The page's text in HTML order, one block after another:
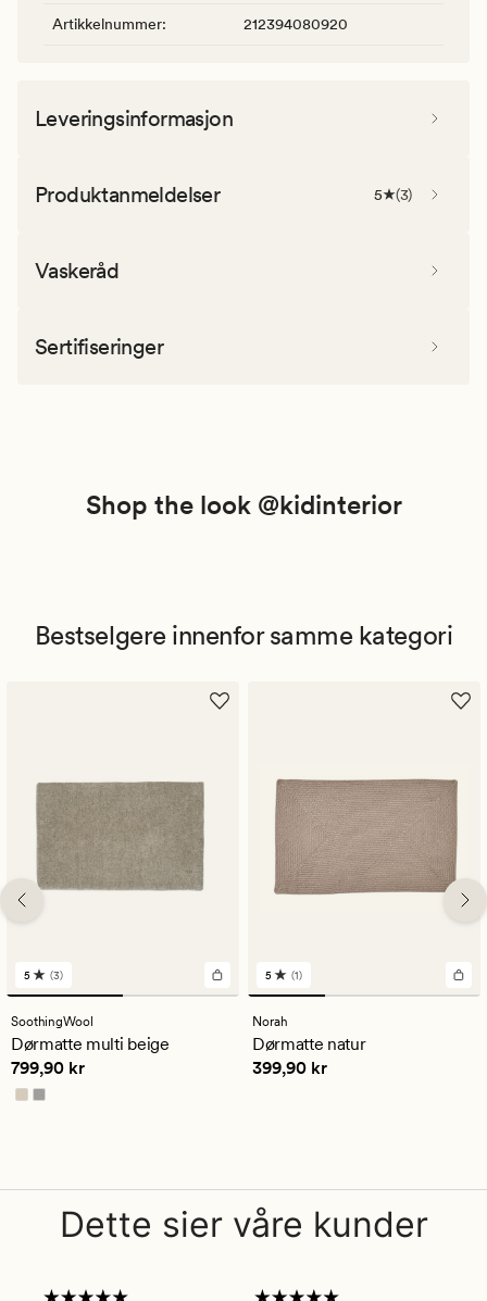
Artikkelnummer: 212394080920
Leveringsinformasjon
Produktanmeldelser 5 (3)
Vaskeråd
Sertifiseringer
Shop the look @kidinterior
Bestselgere innenfor samme kategori
3
anmeldelser
med
en
gjennomsnittlig
vurdering
på
5
5 (3)
SoothingWool
Dørmatte multi beige
Pris 799,90 kr
799,90 kr
1
anmeldelser
med
en
gjennomsnittlig
vurdering
5 (1)
Norah
Dørmatte natur
Pris 399,90 kr
399,90 kr
Dette sier våre kunder